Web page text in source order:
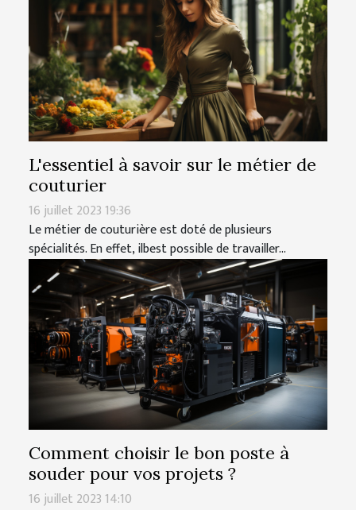
L'essentiel à savoir sur le métier de
couturier
16 juillet 2023 19:36
Le métier de couturière est doté de plusieurs
spécialités. En effet, ilbest possible de travailler...
Comment choisir le bon poste à
souder pour vos projets ?
16 juillet 2023 14:10